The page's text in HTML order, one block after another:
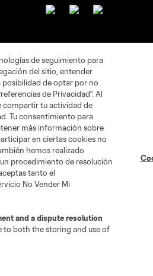
mi
información personal
son marcas registradas. Cualquier
de seguimiento para
del sitio, entender
posibilidad de optar por no
de Privacidad". Al
compartir tu actividad de
Tu consentimiento para
más información sobre
en ciertas cookies no
hemos realizado
procedimiento de resolución
tanto el
No Vender Mi
and a dispute resolution
to both the storing and use of